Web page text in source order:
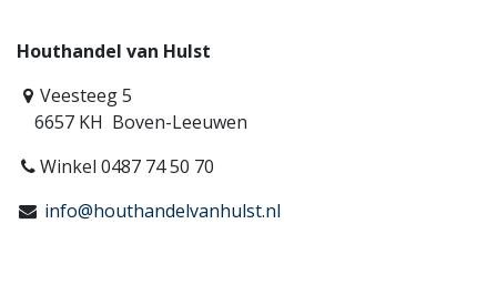
Houthandel van Hulst
Veesteeg 5
6657 KH Boven-Leeuwen
Winkel 0487 74 50 70
info@houthandelvanhulst.nl